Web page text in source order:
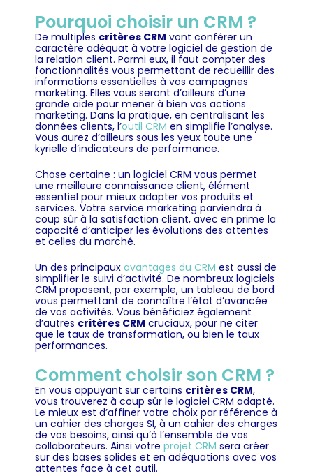
Pourquoi choisir un CRM ?
De multiples critères CRM vont conférer un
caractère adéquat à votre logiciel de gestion de
la relation client. Parmi eux, il faut compter des
fonctionnalités vous permettant de recueillir des
informations essentielles à vos campagnes
marketing. Elles vous seront d’ailleurs d’une
grande aide pour mener à bien vos actions
marketing. Dans la pratique, en centralisant les
données clients, l’outil CRM en simplifie l’analyse.
Vous aurez d’ailleurs sous les yeux toute une
kyrielle d’indicateurs de performance.
Chose certaine : un logiciel CRM vous permet
une meilleure connaissance client, élément
essentiel pour mieux adapter vos produits et
services. Votre service marketing parviendra à
coup sûr à la satisfaction client, avec en prime la
capacité d’anticiper les évolutions des attentes
et celles du marché.
Un des principaux avantages du CRM est aussi de
simplifier le suivi d’activité. De nombreux logiciels
CRM proposent, par exemple, un tableau de bord
vous permettant de connaître l’état d’avancée
de vos activités. Vous bénéficiez également
d’autres critères CRM cruciaux, pour ne citer
que le taux de transformation, ou bien le taux
performances.
Comment choisir son CRM ?
En vous appuyant sur certains critères CRM,
vous trouverez à coup sûr le logiciel CRM adapté.
Le mieux est d’affiner votre choix par référence à
un cahier des charges SI, à un cahier des charges
de vos besoins, ainsi qu’à l’ensemble de vos
collaborateurs. Ainsi votre projet CRM sera créer
sur des bases solides et en adéquations avec vos
attentes face à cet outil.